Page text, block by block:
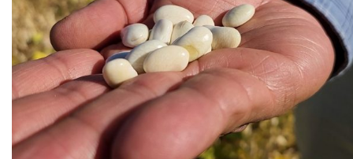
resistentes
a
plagas
y
enfermedades